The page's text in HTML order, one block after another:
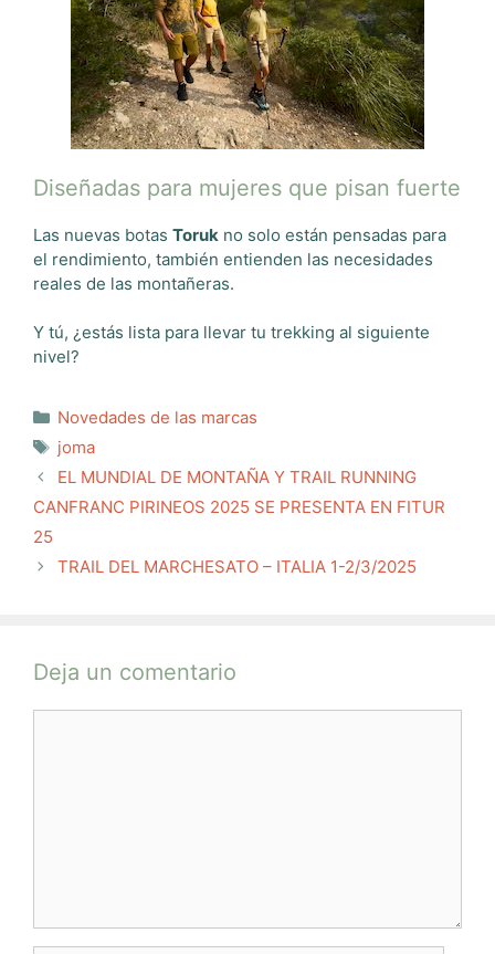
Diseñadas para mujeres que pisan fuerte
Las nuevas botas Toruk no solo están pensadas para
el rendimiento, también entienden las necesidades
reales de las montañeras.
Y tú, ¿estás lista para llevar tu trekking al siguiente
nivel?
Categorías
Novedades de las marcas
Etiquetas
joma
EL MUNDIAL DE MONTAÑA Y TRAIL RUNNING
CANFRANC PIRINEOS 2025 SE PRESENTA EN FITUR
25
TRAIL DEL MARCHESATO – ITALIA 1-2/3/2025
Deja un comentario